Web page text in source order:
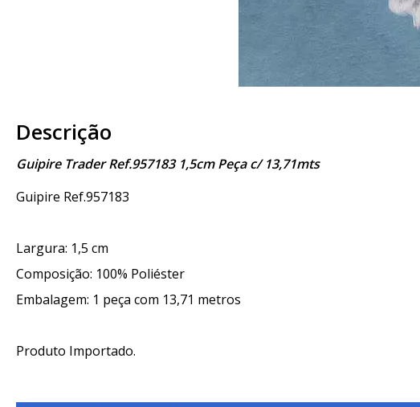
Descrição
Guipire Trader Ref.957183 1,5cm Peça c/ 13,71mts
Guipire Ref.957183
Largura: 1,5 cm
Composição: 100% Poliéster
Embalagem: 1 peça com 13,71 metros
Produto Importado.